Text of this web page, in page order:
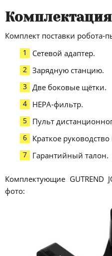
Комплектация
Комплект поставки робота-
Сетевой адаптер.
Зарядную станцию.
Две боковые щётки.
НЕРА-фильтр.
Пульт
Краткое
Гарантийный талон.
Комплектующие GUTREND
фото: